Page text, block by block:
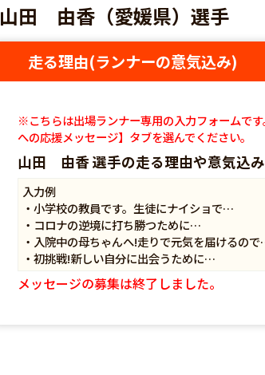
山田 由香（愛媛県）選手
走る理由(ランナーの意気込み)
※こちらは出場ランナー専用の入力フォームで
への応援メッセージ】タブを選んでください。
山田 由香 選手の走る理由や意気込み
入力例
・小学校の教員です。生徒にナイショで…
・コロナの逆境に打ち勝つために…
・入院中の母ちゃんへ!走りで元気を届けるの
・初挑戦!新しい自分に出会うために…
メッセージの募集は終了しました。